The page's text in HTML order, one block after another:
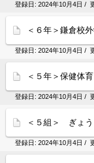
登録日: 2024年10月4日 /
＜６年＞鎌倉校
登録日: 2024年10月4日 /
＜５年＞保健体育
登録日: 2024年10月4日 /
＜５組＞ ぎょう
登録日: 2024年10月4日 /